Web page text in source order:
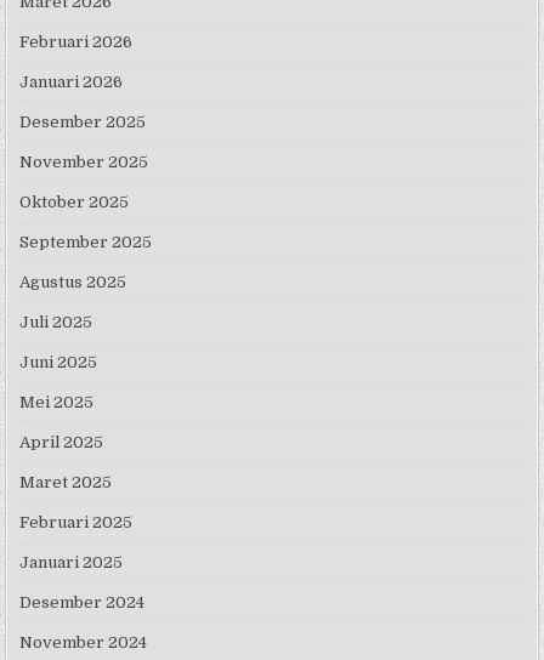
Februari 2026
Januari 2026
Desember 2025
November 2025
Oktober 2025
September 2025
Agustus 2025
Juli 2025
Juni 2025
Mei 2025
April 2025
Maret 2025
Februari 2025
Januari 2025
Desember 2024
November 2024